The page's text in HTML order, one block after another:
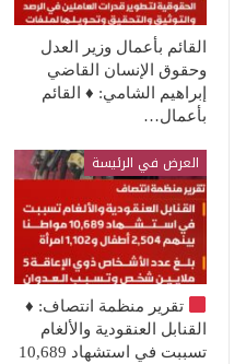
القائم بأعمال وزير العدل
وحقوق الإنسان القاضي
إبراهيم الشامي: ♦️ القائم
بأعمال…
العرض في الرئيسة
تقرير منظمة انتصاف: ♦️
القنابل العنقودية والألغام
تسببت في استشهاد 10,689